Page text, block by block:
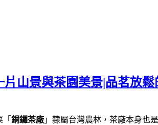
山景與茶園美景|品茗放鬆
「 銅鑼茶廠 」隸屬台灣農林，茶廠本身也